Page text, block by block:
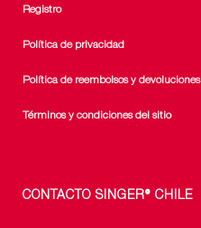
Registro
Política de privacidad
Política de reembolsos y devoluciones
Términos y condiciones del sitio
CONTACTO SINGER® CHILE